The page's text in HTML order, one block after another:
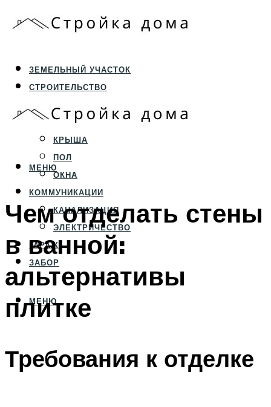
ЗЕМЕЛЬНЫЙ УЧАСТОК
СТРОИТЕЛЬСТВО
ФУНДАМЕНТ И ЦОКОЛЬ
ПЕРЕКРЫТИЯ И СТЕНЫ
КРЫША
ПОЛ
ОКНА
КОММУНИКАЦИИ
КАНАЛИЗАЦИЯ
ЭЛЕКТРИЧЕСТВО
ГАРАЖ
ЗАБОР
МЕНЮ
МЕНЮ
Чем отделать стены
в ванной:
альтернативы
плитке
Требования к отделке